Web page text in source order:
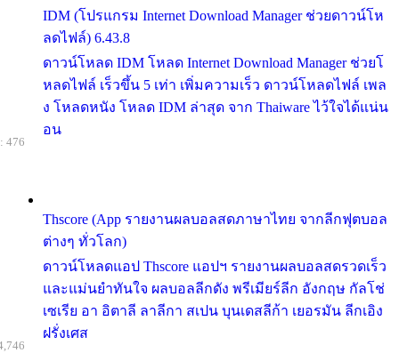
IDM (โปรแกรม Internet Download Manager ช่วยดาวน์โห
ลดไฟล์) 6.43.8
ดาวน์โหลด IDM โหลด Internet Download Manager ช่วยโ
หลดไฟล์ เร็วขึ้น 5 เท่า เพิ่มความเร็ว ดาวน์โหลดไฟล์ เพล
ง โหลดหนัง โหลด IDM ล่าสุด จาก Thaiware ไว้ใจได้แน่น
อน
Thscore (App รายงานผลบอลสดภาษาไทย จากลีกฟุตบอล
ต่างๆ ทั่วโลก)
ดาวน์โหลดแอป Thscore แอปฯ รายงานผลบอลสดรวดเร็ว
และแม่นยำทันใจ ผลบอลลีกดัง พรีเมียร์ลีก อังกฤษ กัลโช่
เซเรีย อา อิตาลี ลาลีกา สเปน บุนเดสลีก้า เยอรมัน ลีกเอิง
ฝรั่งเศส
476